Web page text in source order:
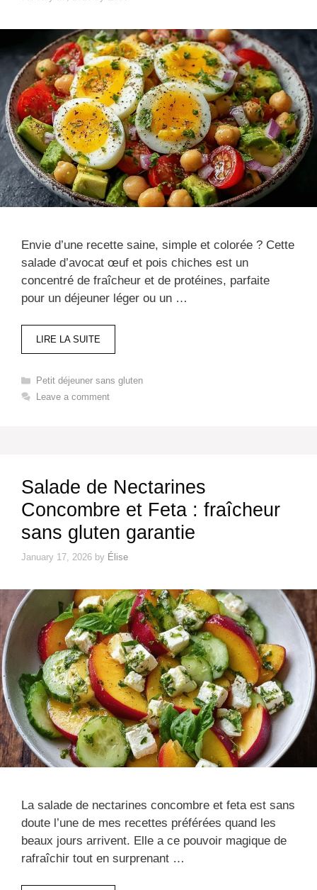
Envie d’une recette saine, simple et colorée ? Cette
salade d’avocat œuf et pois chiches est un
concentré de fraîcheur et de protéines, parfaite
pour un déjeuner léger ou un …
LIRE LA SUITE
Categories
Petit déjeuner sans gluten​
Leave a comment
Salade de Nectarines
Concombre et Feta : fraîcheur
sans gluten garantie
January 17, 2026 by Élise
La salade de nectarines concombre et feta est sans
doute l’une de mes recettes préférées quand les
beaux jours arrivent. Elle a ce pouvoir magique de
rafraîchir tout en surprenant …